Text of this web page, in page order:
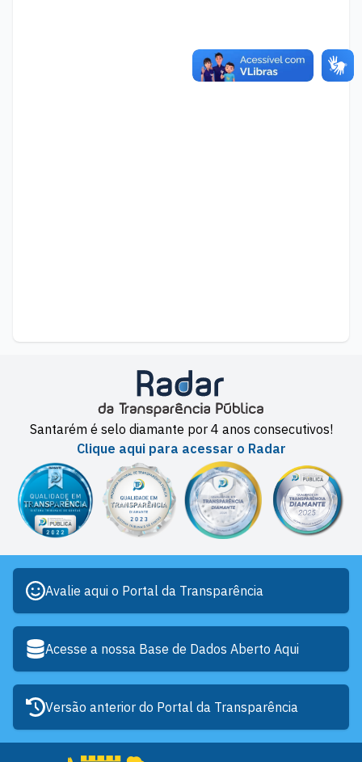
Santarém é selo diamante por 4 anos consecutivos!
Clique aqui para acessar o Radar
Avalie aqui o Portal da Transparência
Acesse a nossa Base de Dados Aberto Aqui
Versão anterior do Portal da Transparência